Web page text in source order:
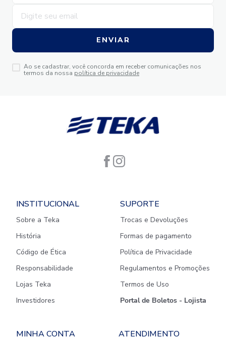
ENVIAR
Ao se cadastrar, você concorda em receber comunicações nos
termos da nossa política de privacidade
INSTITUCIONAL
Sobre a Teka
História
Código de Ética
Responsabilidade
Lojas Teka
Investidores
SUPORTE
Trocas e Devoluções
Formas de pagamento
Política de Privacidade
Regulamentos e Promoções
Termos de Uso
Portal de Boletos - Lojista
MINHA CONTA ATENDIMENTO